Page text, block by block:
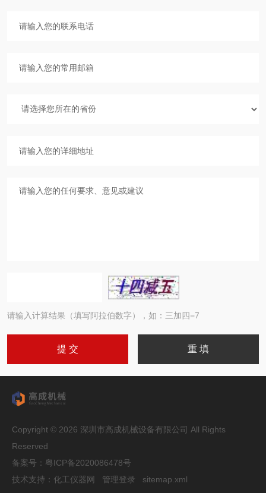
请输入计算结果（填写阿拉伯数字），如：三加四=7
Copyright © 2026 深圳市高成机械设备有限公司 All Rights
Reserved
备案号： 粤ICP备2020086478号
技术支持： 化工仪器网 管理登录 sitemap.xml